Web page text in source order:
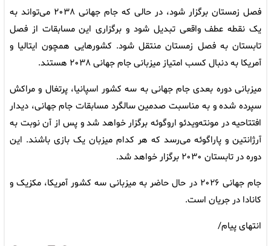
فصل زمستان برگزار شود، در حالی که جام جهانی ۲۰۳۸ می‌تواند به
یک نقطه عطف واقعی تبدیل شود و برگزاری این مسابقات از فصل
تابستان به فصل زمستان منتقل شود. کشورهایی همچون ایتالیا و
آمریکا به دنبال کسب امتیاز میزبانی جام جهانی ۲۰۳۸ هستند.
میزبانی دوره بعدی جام جهانی به سه کشور اسپانیا، پرتغال و مراکش
سپرده شده و به مناسبت صدمین سالگرد مسابقات جام جهانی، دیدار
افتتاحیه در مونته‌ویدئو اروگوئه برگزار خواهد شد و پس از آن نوبت به
آرژانتین و پاراگوئه می‌رسد که هر کدام میزبان یک بازی باشند. این
دوره در تابستان ۲۰۳۰ برگزار خواهد شد.
جام جهانی ۲۰۲۶ در حال حاضر به میزبانی سه کشور آمریکا، مکزیک و
کانادا در جریان است.
انتهای پیام/